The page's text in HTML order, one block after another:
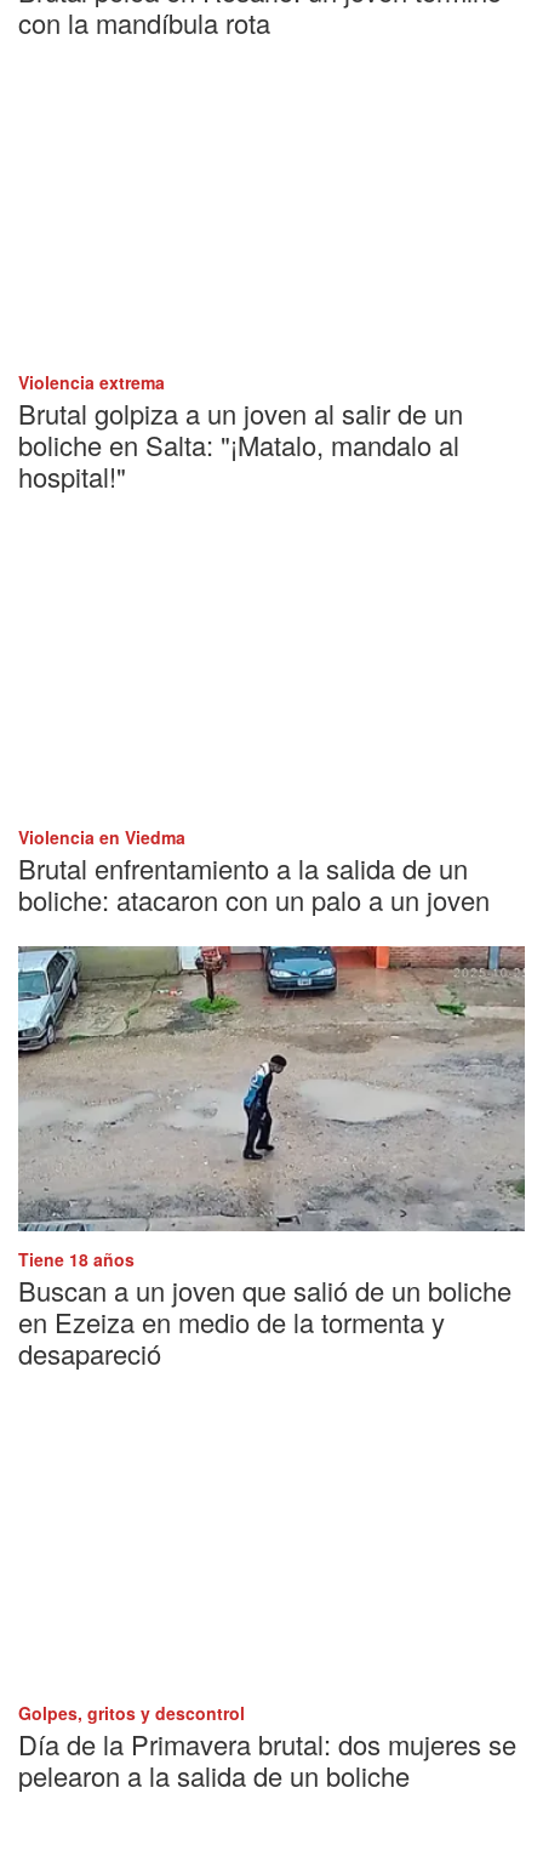
con la mandíbula rota
Violencia extrema
Brutal golpiza a un joven al salir de un
boliche en Salta: "¡Matalo, mandalo al
hospital!"
Violencia en Viedma
Brutal enfrentamiento a la salida de un
boliche: atacaron con un palo a un joven
Tiene 18 años
Buscan a un joven que salió de un boliche
en Ezeiza en medio de la tormenta y
desapareció
Golpes, gritos y descontrol
Día de la Primavera brutal: dos mujeres se
pelearon a la salida de un boliche